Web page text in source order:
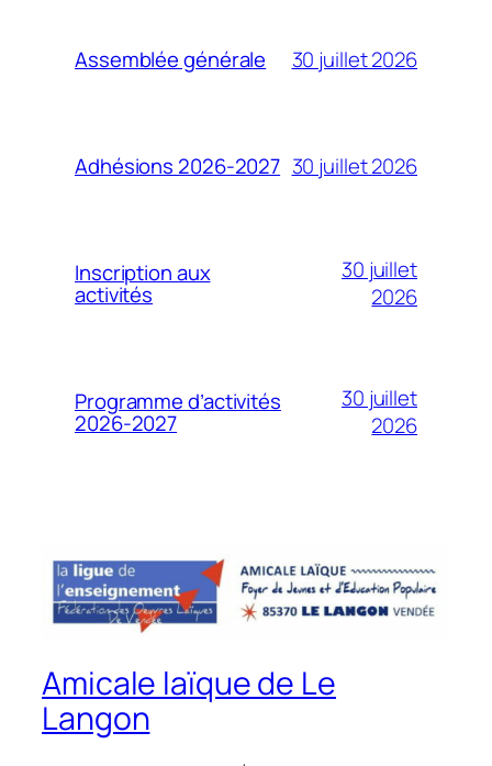
Assemblée générale 30 juillet 2026
Adhésions 2026-2027 30 juillet 2026
Inscription aux
activités
30 juillet
2026
Programme d’activités
2026-2027
30 juillet
2026
Amicale laïque de Le
Langon